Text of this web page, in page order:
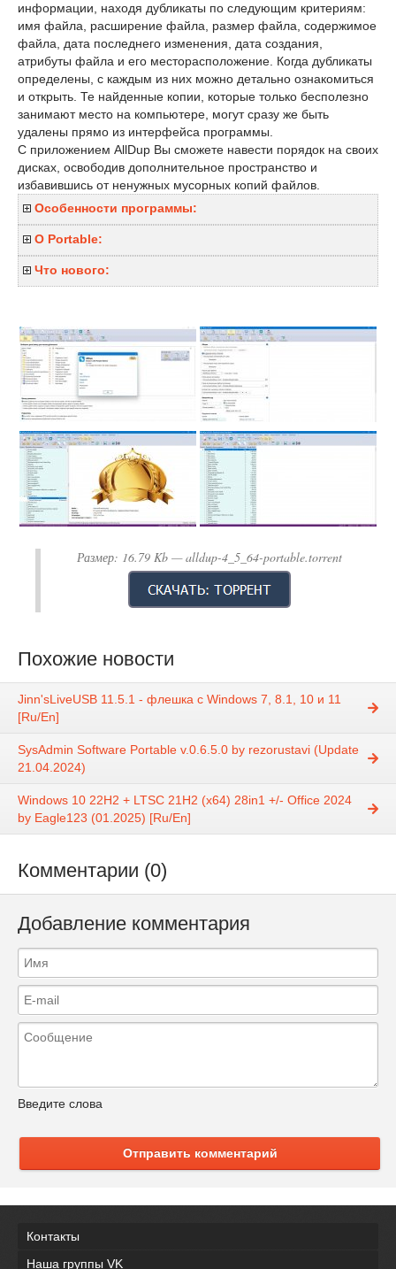
информации, находя дубликаты по следующим критериям:
имя файла, расширение файла, размер файла, содержимое
файла, дата последнего изменения, дата создания,
атрибуты файла и его месторасположение. Когда дубликаты
определены, с каждым из них можно детально ознакомиться
и открыть. Те найденные копии, которые только бесполезно
занимают место на компьютере, могут сразу же быть
удалены прямо из интерфейса программы.
С приложением AllDup Вы сможете навести порядок на своих
дисках, освободив дополнительное пространство и
избавившись от ненужных мусорных копий файлов.
Особенности программы:
O Portable:
Что нового:
Размер: 16.79 Kb — alldup-4_5_64-portable.torrent
Похожие новости
Jinn'sLiveUSB 11.5.1 - флешка с Windows 7, 8.1, 10 и 11
[Ru/En]
SysAdmin Software Portable v.0.6.5.0 by rezorustavi (Update
21.04.2024)
Windows 10 22H2 + LTSC 21H2 (x64) 28in1 +/- Office 2024
by Eagle123 (01.2025) [Ru/En]
Комментарии (0)
Добавление комментария
Введите слова
Отправить комментарий
Контакты
Наша группы VK